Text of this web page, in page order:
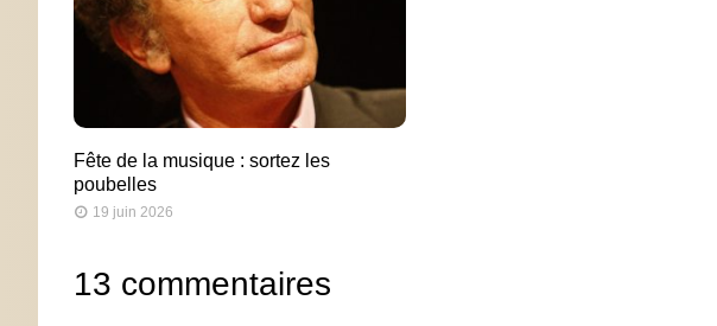
Fête de la musique : sortez les
poubelles
19 juin 2026
13 commentaires